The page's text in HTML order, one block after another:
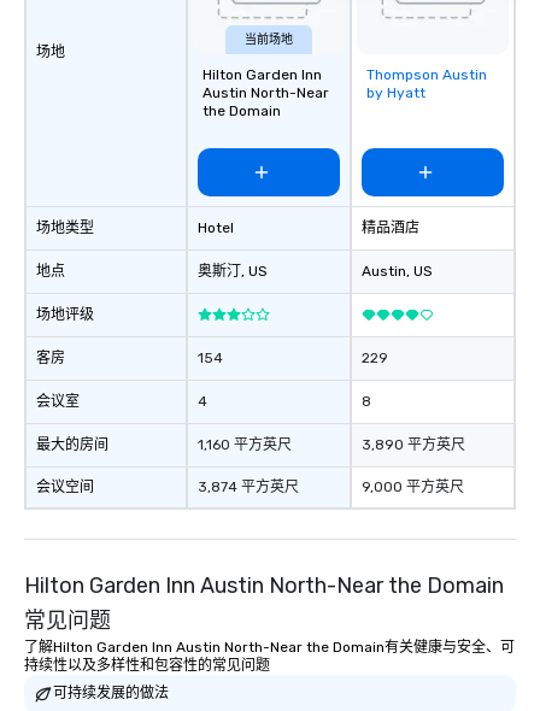
场地
场地类型
地点
场地评级
客房
会议室
最大的房间
会议空间
当前场地
Hilton Garden Inn
Austin North-Near
the Domain
Hotel
奥斯汀, US
154
4
1,160 平方英尺
3,874 平方英尺
Removed from
favorites
Thompson Austin
by Hyatt
精品酒店
Austin, US
229
8
3,890 平方英尺
9,000 平方英尺
Hilton Garden Inn Austin North-Near the Domain
常见问题
了解Hilton Garden Inn Austin North-Near the Domain有关健康与安全、可
持续性以及多样性和包容性的常见问题
可持续发展的做法